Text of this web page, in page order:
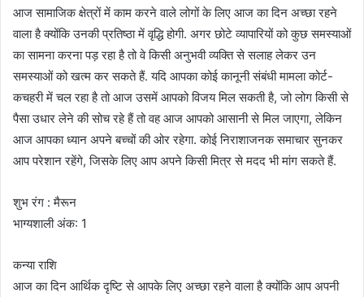
आज सामाजिक क्षेत्रों में काम करने वाले लोगों के लिए आज का दिन अच्छा रहने
वाला है क्योंकि उनकी प्रतिष्ठा में वृद्धि होगी. अगर छोटे व्यापारियों को कुछ समस्याओं
का सामना करना पड़ रहा है तो वे किसी अनुभवी व्यक्ति से सलाह लेकर उन
समस्याओं को खत्म कर सकते हैं. यदि आपका कोई कानूनी संबंधी मामला कोर्ट-
कचहरी में चल रहा है तो आज उसमें आपको विजय मिल सकती है, जो लोग किसी से
पैसा उधार लेने की सोच रहे हैं तो वह आज आपको आसानी से मिल जाएगा, लेकिन
आज आपका ध्यान अपने बच्चों की ओर रहेगा. कोई निराशाजनक समाचार सुनकर
आप परेशान रहेंगे, जिसके लिए आप अपने किसी मित्र से मदद भी मांग सकते हैं.
शुभ रंग : मैरून
भाग्यशाली अंक: 1
कन्या राशि
आज का दिन आर्थिक दृष्टि से आपके लिए अच्छा रहने वाला है क्योंकि आप अपनी